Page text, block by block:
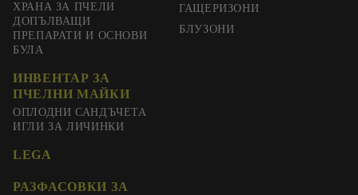
ХРАНА ЗА ПЧЕЛИ
ДОПЪЛВАЩИ
ПРЕПАРАТИ И ОСНОВИ
ГАЩЕРИЗОНИ
БЛУЗОНИ
БУЛА
ИНВЕНТАР ЗА
ПЧЕЛНИ МАЙКИ
ОПЛОДНИ САНДЪЧЕТА
ИГЛИ ЗА ЛИЧИНКИ
LEGA
РАЗФАСОВКИ ЗА